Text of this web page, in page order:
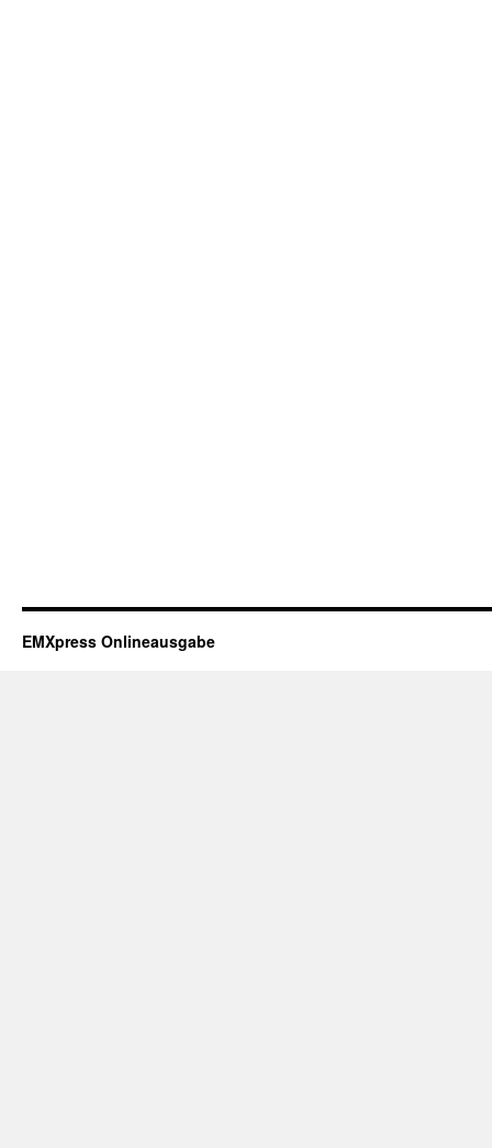
EMXpress Onlineausgabe